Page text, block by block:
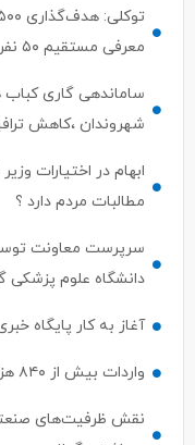
معرفی مستقیم ۵۰ نفر برتر به بازار کار
ساماندهی گاری کباب
شهروندان ،کاهش
ابهام در اختیارات
مطالبات مردم دارد ؟
سرپرست معاونت
دانشگاه علوم
آغاز به کار پایگاه
واردات بیش از ۸۴۰ هزار تن نهاده دامی از بنادر كاسپین و انزلی
نقش ظرفیت‌های